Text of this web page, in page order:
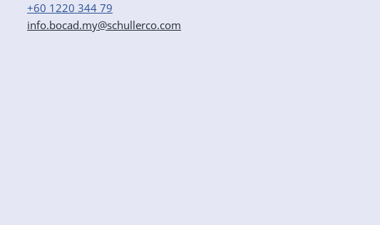
+60 1220 344 79
info.bocad.my@schullerco.com